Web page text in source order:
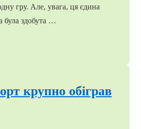
гру. Але, увага, ця єдина
була здобута …
крупно обіграв